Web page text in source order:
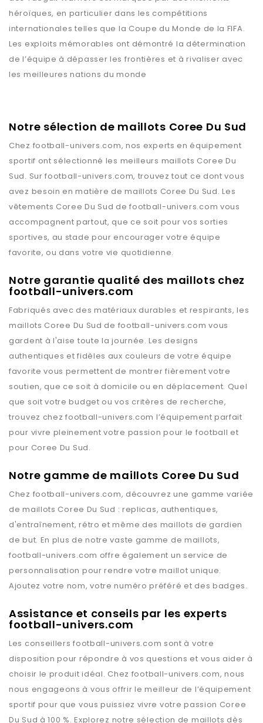
héroïques, en particulier dans les compétitions
internationales telles que la Coupe du Monde de la FIFA.
Les exploits mémorables ont démontré la détermination
de l’équipe à dépasser les frontières et à rivaliser avec
les meilleures nations du monde
Notre sélection de maillots Coree Du Sud
Chez football-univers.com, nos experts en équipement
sportif ont sélectionné les meilleurs maillots Coree Du
Sud. Surfootball-univers.com, trouvez tout ce dont vous
avez besoin en matière de maillots Coree Du Sud. Les
vêtements Coree Du Sud defootball-univers.com vous
accompagnent partout, que ce soit pour vos sorties
sportives, au stade pour encourager votre équipe
favorite, ou dans votre vie quotidienne.
Notre garantie qualité des maillots chez
football-univers.com
Fabriqués avec des matériaux durables et respirants, les
maillots Coree Du Sud de football-univers.com vous
gardent à l'aise toute la journée. Les designs
authentiques et fidèles aux couleurs de votre équipe
favorite vous permettent de montrer fièrement votre
soutien, que ce soit à domicile ou en déplacement. Quel
que soit votre budget ou vos critères de recherche,
trouvez chezfootball-univers.com l’équipement parfait
pour vivre pleinement votre passion pour le football et
pour Coree Du Sud.
Notre gamme de maillots Coree Du Sud
Chez football-univers.com, découvrez une gamme variée
de maillots Coree Du Sud : replicas, authentiques,
d'entraînement, rétro et même des maillots de gardien
de but. En plus de notre vaste gamme de maillots,
football-univers.com offre également un service de
personnalisation pour rendre votre maillot unique.
Ajoutez votre nom, votre numéro préféré et des badges.
Assistance et conseils par les experts
football-univers.com
Les conseillersfootball-univers.com sont à votre
disposition pour répondre à vos questions et vous aider à
choisir le produit idéal. Chez football-univers.com, nous
nous engageons à vous offrir le meilleur de l’équipement
sportif pour que vous puissiez vivre votre passion Coree
Du Sud à 100 %. Explorez notre sélection de maillots dès